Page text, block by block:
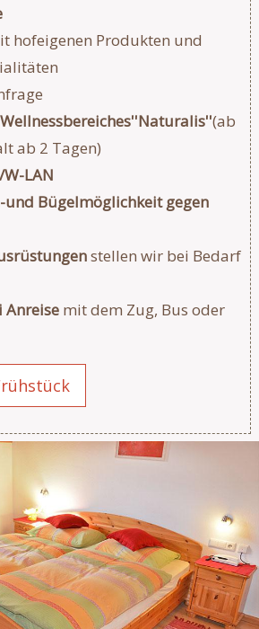
hofeigenen Produkten und
(ab
ab 2 Tagen)
LAN
und Bügelmöglichkeit gegen
stellen wir bei Bedarf
Anreisemit dem Zug, Bus oder